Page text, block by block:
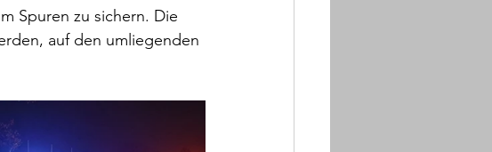
Spuren zu sichern. Die
auf den umliegenden